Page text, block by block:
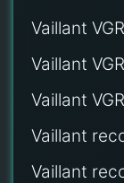
Vaillant
Vaillant
Vaillant
Vaillant
Vaillant